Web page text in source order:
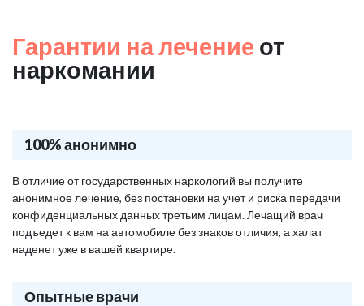
Гарантии на лечение от
наркомании
100% анонимно
В отличие от государственных наркологий вы получите
анонимное лечение, без постановки на учет и риска передачи
конфиденциальных данных третьим лицам. Лечащий врач
подъедет к вам на автомобиле без знаков отличия, а халат
наденет уже в вашей квартире.
Опытные врачи